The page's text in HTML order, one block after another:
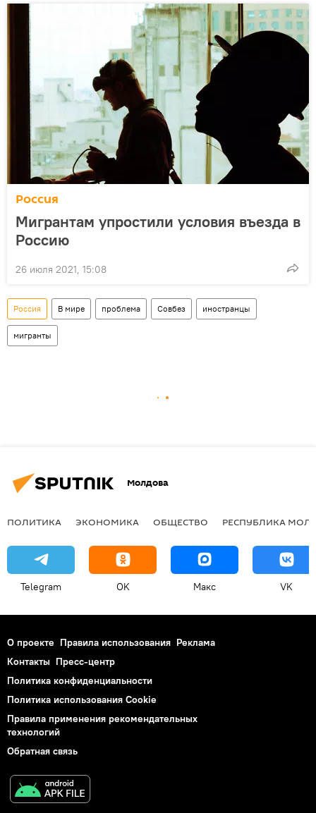
Россия
Мигрантам упростили условия въезда в
Россию
26 июля 2021, 15:08
Россия В мире проблема Совбез иностранцы
мигранты
Молдова
ПОЛИТИКА ЭКОНОМИКА ОБЩЕСТВО РЕСПУБЛИКА
Telegram OK Макс VK
О проекте Правила использования Реклама
Контакты Пресс-центр
Политика конфиденциальности
Политика использования Cookie
Правила применения рекомендательных
технологий
Обратная связь